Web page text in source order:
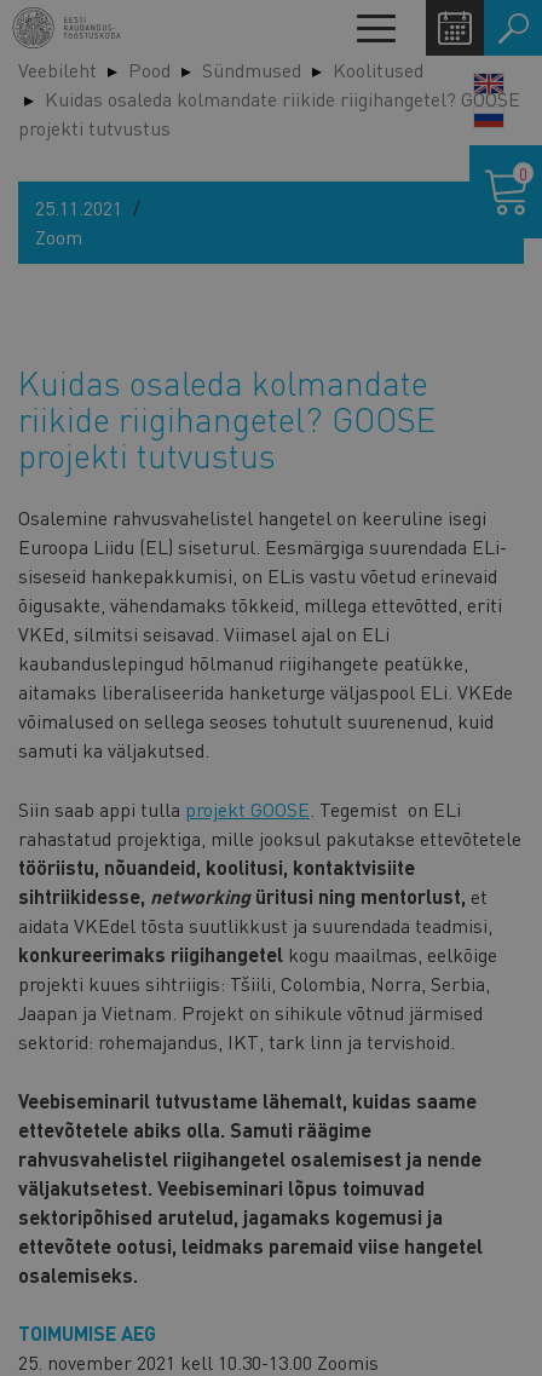
Liigu
edasi
põhisisu
juurde
Toggle
navigation
Veebileht Pood Sündmused
Koolitused
Kuidas osaleda kolmandate riikide riigihangetel? GOOSE
projekti tutvustus
25.11.2021
Zoom
Kuidas osaleda kolmandate
riikide riigihangetel? GOOSE
projekti tutvustus
Osalemine rahvusvahelistel hangetel on keeruline isegi
Euroopa Liidu (EL) siseturul. Eesmärgiga suurendada ELi-
siseseid hankepakkumisi, on ELis vastu võetud erinevaid
õigusakte, vähendamaks tõkkeid, millega ettevõtted, eriti
VKEd, silmitsi seisavad. Viimasel ajal on ELi
kaubanduslepingud hõlmanud riigihangete peatükke,
aitamaks liberaliseerida hanketurge väljaspool ELi. VKEde
võimalused on sellega seoses tohutult suurenenud, kuid
samuti ka väljakutsed.
Siin saab appi tulla projekt GOOSE . Tegemist on ELi
rahastatud projektiga, mille jooksul pakutakse ettevõtetele
tööriistu, nõuandeid, koolitusi, kontaktvisiite
sihtriikidesse, networkingüritusi ning mentorlust, et
aidata VKEdel tõsta suutlikkust ja suurendada teadmisi,
konkureerimaks riigihangetel kogu maailmas, eelkõige
projekti kuues sihtriigis: Tšiili, Colombia, Norra, Serbia,
Jaapan ja Vietnam. Projekt on sihikule võtnud järmised
sektorid: rohemajandus, IKT, tark linn ja tervishoid.
Veebiseminaril tutvustame lähemalt, kuidas saame
ettevõtetele abiks olla. Samuti räägime
rahvusvahelistel riigihangetel osalemisest ja nende
väljakutsetest. Veebiseminari lõpus toimuvad
sektoripõhised arutelud, jagamaks kogemusi ja
ettevõtete ootusi, leidmaks paremaid viise hangetel
osalemiseks.
TOIMUMISE AEG
25. november 2021 kell 10.30-13.00 Zoomis
0